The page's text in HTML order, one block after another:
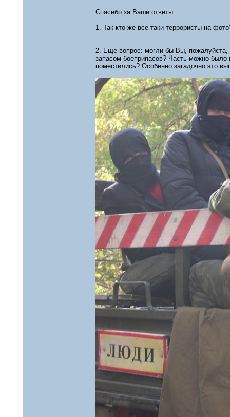
Спасибо за Ваши ответы.
1. Так кто же все-таки террористы на
2. Еще вопрос: могли бы Вы, пожалуйста,
запасом боеприпасов? Часть можно было
поместились? Особенно загадочно это